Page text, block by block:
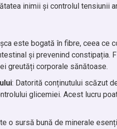
inimii și controlul tensiunii
este bogată în fibre, ceea ce
și prevenind constipația.
greutăți corporale sănătoase.
: Datorită conținutului scăzut
glicemiei. Acest lucru
o sursă bună de minerale